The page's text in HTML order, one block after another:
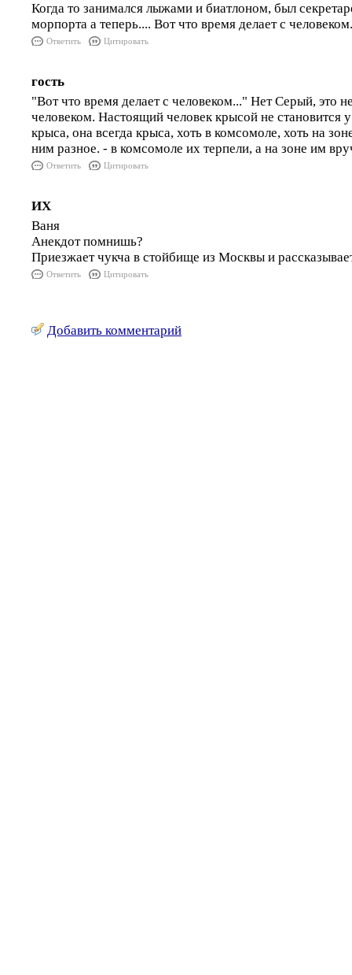
Когда то занимался лыжами и биатлоном, был
морпорта а теперь.... Вот что время делает с
Ответить Цитировать
гость
"Вот что время делает с человеком..." Нет Серый, это
человеком. Настоящий человек крысой не становится
крыса, она всегда крыса, хоть в комсомоле, хоть на
ним разное. - в комсомоле их терпели, а на зоне им
Ответить Цитировать
ИХ
Ваня
Анекдот помнишь?
Приезжает чукча в стойбище из Москвы и
Ответить Цитировать
Добавить комментарий